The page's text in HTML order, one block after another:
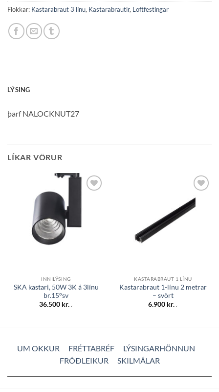
Flokkar: Kastarabraut 3 línu, Kastarabrautir, Loftfestingar
LÝSING
þarf NALOCKNUT27
LÍKAR VÖRUR
INNILÝSING
SKA kastari, 50W 3K á 3línu
br.15°sv
36.500 kr. .-
Bæta á
óskalista
KASTARABRAUT 1 LÍNU
Kastarabraut 1-línu 2 metrar
– svört
6.900 kr. .-
UM OKKUR FRÉTTABRÉF
LÝSINGARHÖNNUN
FRÓÐLEIKUR
SKILMÁLAR